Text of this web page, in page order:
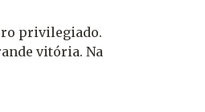
privilegiado.
vitória. Na